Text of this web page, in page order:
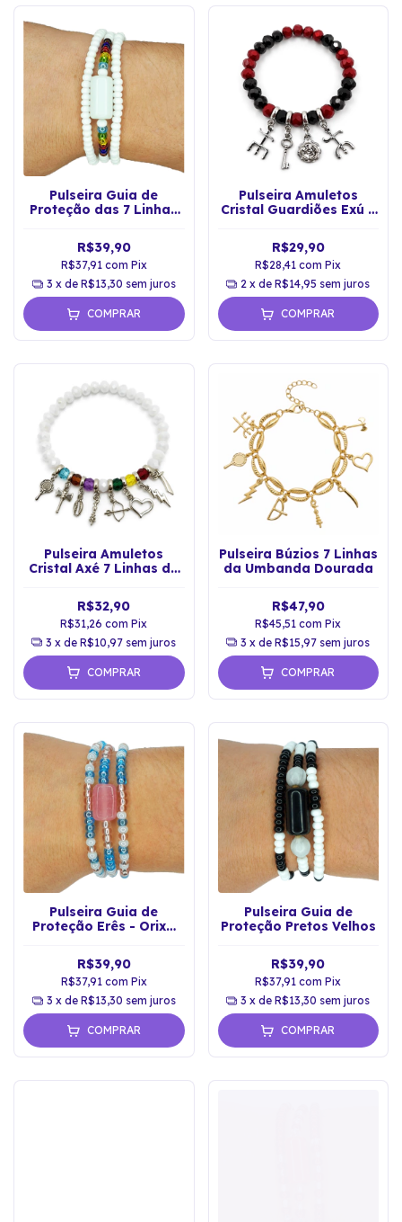
Pulseira Guia de
Proteção das 7 Linhas
R$39,90
R$37,91 com Pix
3 x de R$13,30 sem juros
COMPRAR
Pulseira Amuletos
Cristal Guardiões Exú e
R$29,90
R$28,41com Pix
2 x deR$14,95 sem juros
COMPRAR
Pulseira Amuletos
Cristal Axé 7 Linhas da
Espiritual
R$32,90
R$31,26com Pix
3 x deR$10,97 sem juros
COMPRAR
Pulseira Búzios 7 Linhas
da Umbanda Dourada
R$47,90
R$45,51com Pix
3 x deR$15,97 sem juros
COMPRAR
Pulseira Guia de
Proteção Erês - Orixá
R$39,90
R$37,91 com Pix
3 x de R$13,30 sem juros
COMPRAR
Pulseira Guia de
Proteção Pretos Velhos
R$39,90
R$37,91com Pix
3 x deR$13,30 sem juros
COMPRAR